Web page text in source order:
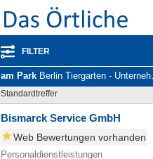
FILTER
am Park Berlin Tiergarten - Unternehmen und Personen
Standardtreffer
Bismarck Service GmbH
Web Bewertungen vorhanden
Personaldienstleistungen